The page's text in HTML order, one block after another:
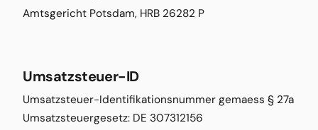
Amtsgericht Potsdam, HRB 26282 P
Umsatzsteuer-ID
Umsatzsteuer-Identifikationsnummer gemaess § 27a
Umsatzsteuergesetz: DE 307312156